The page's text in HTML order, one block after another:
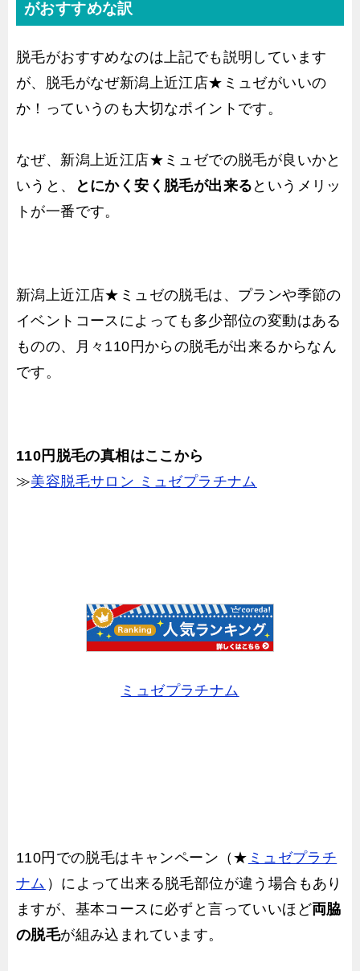
がおすすめな訳
脱毛がおすすめなのは上記でも説明しています
が、脱毛がなぜ新潟上近江店★ミュゼがいいの
か！っていうのも大切なポイントです。
なぜ、新潟上近江店★ミュゼでの脱毛が良いかと
いうと、
とにかく安く脱毛が出来る というメリッ
トが一番です。
新潟上近江店★ミュゼの脱毛は、プランや季節の
イベントコースによっても多少部位の変動はある
ものの、月々110円からの脱毛が出来るからなん
です。
110円脱毛の真相はここから
≫美容脱毛サロン ミュゼプラチナム
ミュゼプラチナム
110円での脱毛はキャンペーン（★ ミュゼプラチ
ナム ）によって出来る脱毛部位が違う場合もあり
ますが、基本コースに必ずと言っていいほど両脇
の脱毛が組み込まれています。